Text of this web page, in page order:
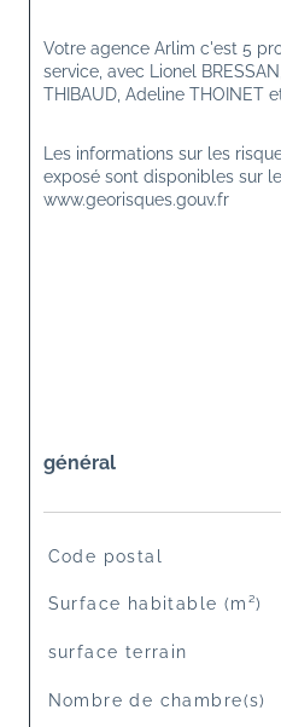
Votre agence Arlim c'est 5
service, avec Lionel
THIBAUD, Adeline THOINET
Les informations sur les
exposé sont disponibles sur
www.georisques.gouv.fr
général
TRAD_SIROCCO_Caracteristique
Code postal
Surface habitable (m²)
surface terrain
Nombre de chambre(s)